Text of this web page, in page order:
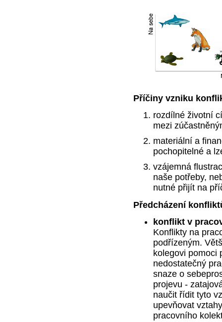
Příčiny vzniku
rozdílné životní
mezi
materiální a
pochopitelné a
vzájemná
naše potřeby,
nutné přijít na
Předcházení
konflikt v
Konflikty na
podřízeným.
kolegovi pomoci
nedostatečný
snaze o
projevu -
naučit řídit tyto
upevňovat
pracovního